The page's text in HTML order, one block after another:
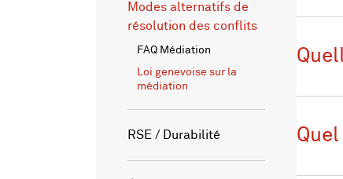
Modes alternatifs de
résolution des conflits
FAQ Médiation
Loi genevoise sur la
médiation
RSE / Durabilité